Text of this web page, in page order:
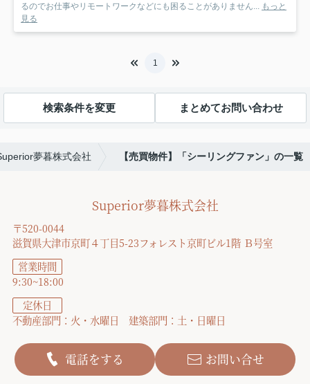
るのでお仕事やリモートワークなどにも困ることがありません...
もっと
見る
1
検索条件を変更 まとめてお問い合わせ
夢暮株式会社 【売買物件】「シーリングファン」の一覧
Superior夢暮株式会社
〒520-0044
滋賀県大津市京町４丁目5-23フォレスト京町ビル1階 Ｂ号室
営業時間
9:30~18:00
定休日
不動産部門：火・水曜日 建築部門：土・日曜日
電話をする お問い合せ